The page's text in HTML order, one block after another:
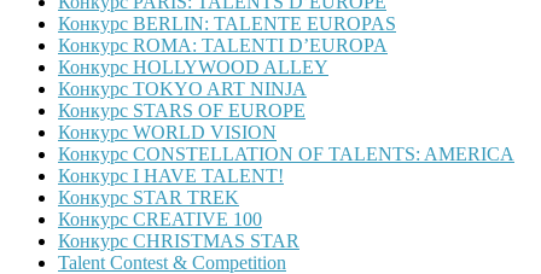
Конкурс BERLIN: TALENTE EUROPAS
Конкурс ROMA: TALENTI D’EUROPA
Конкурс HOLLYWOOD ALLEY
Конкурс TOKYO ART NINJA
Конкурс STARS OF EUROPE
Конкурс WORLD VISION
Конкурс CONSTELLATION OF TALENTS: AMERICA
Конкурс I HAVE TALENT!
Конкурс STAR TREK
Конкурс CREATIVE 100
Конкурс CHRISTMAS STAR
Talent Contest & Competition